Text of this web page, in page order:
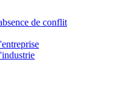
de conflit